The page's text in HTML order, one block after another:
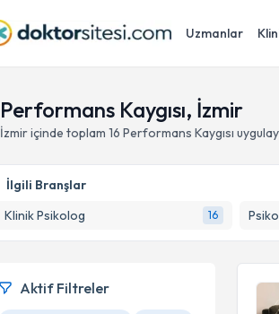
Uzmanlar
Performans Kaygısı, İzmir
İzmiriçinde toplam 16 Performans Kaygısı
İlgili Branşlar
Klinik Psikolog
16
Aktif Filtreler